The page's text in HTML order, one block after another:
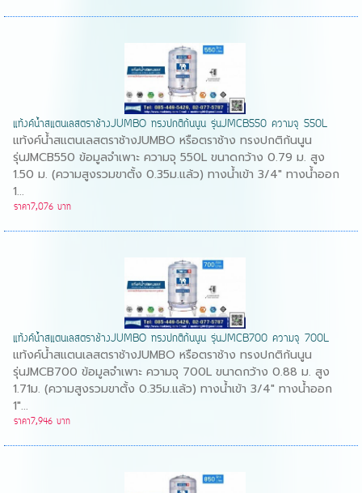
แท้งค์น้ำสแตนเลสตราช้างJUMBO ทรงปกติก้นนูน รุ่นJMCB550 ความจุ 550L
แท้งค์น้ำสแตนเลสตราช้างJUMBO หรือตราช้าง ทรงปกติก้นนูน
รุ่นJMCB550 ข้อมูลจำเพาะ ความจุ 550L ขนาดกว้าง 0.79 ม. สูง
1.50 ม. (ความสูงรวมขาตั้ง 0.35ม.แล้ว) ทางน้ำเข้า 3/4" ทางน้ำออก
1...
ราคา7,076 บาท
แท้งค์น้ำสแตนเลสตราช้างJUMBO ทรงปกติก้นนูน รุ่นJMCB700 ความจุ 700L
แท้งค์น้ำสแตนเลสตราช้างJUMBO หรือตราช้าง ทรงปกติก้นนูน
รุ่นJMCB700 ข้อมูลจำเพาะ ความจุ 700L ขนาดกว้าง 0.88 ม. สูง
1.71ม. (ความสูงรวมขาตั้ง 0.35ม.แล้ว) ทางน้ำเข้า 3/4" ทางน้ำออก
1"...
ราคา7,946 บาท